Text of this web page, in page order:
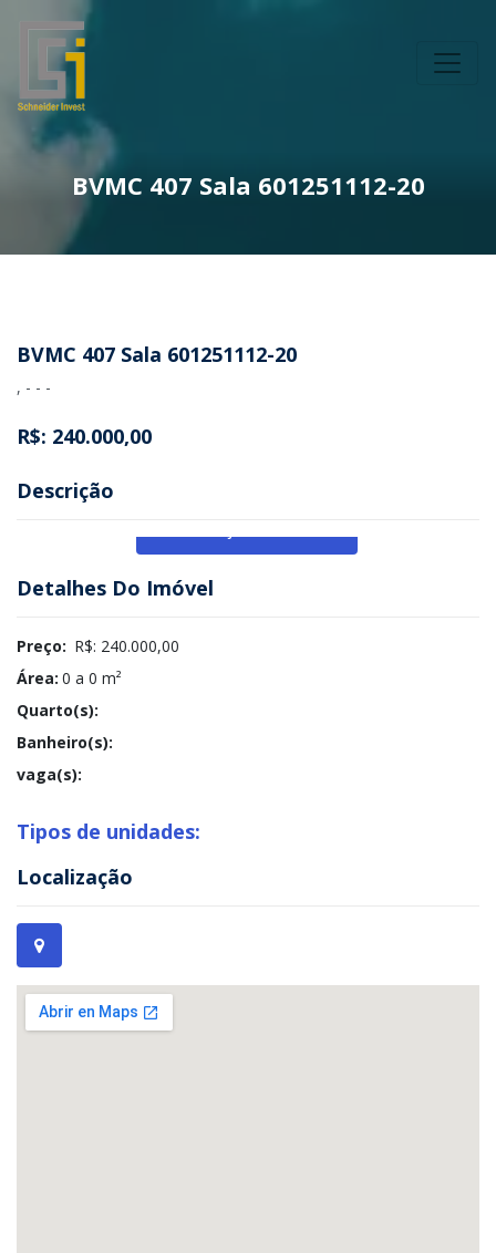
BVMC 407 Sala 601251112-20
BVMC 407 Sala 601251112-20
, - - -
R$: 240.000,00
Descrição
Detalhes Do Imóvel
Preço: R$: 240.000,00
Área: 0 a 0 m²
Quarto(s):
Banheiro(s):
vaga(s):
Tipos de unidades:
Localização